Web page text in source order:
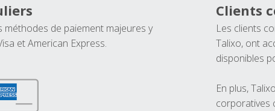
méthodes de paiement majeures y
et American Express.
Clients
Les clients
Talixo, ont
disponibles
En plus,
corporatives